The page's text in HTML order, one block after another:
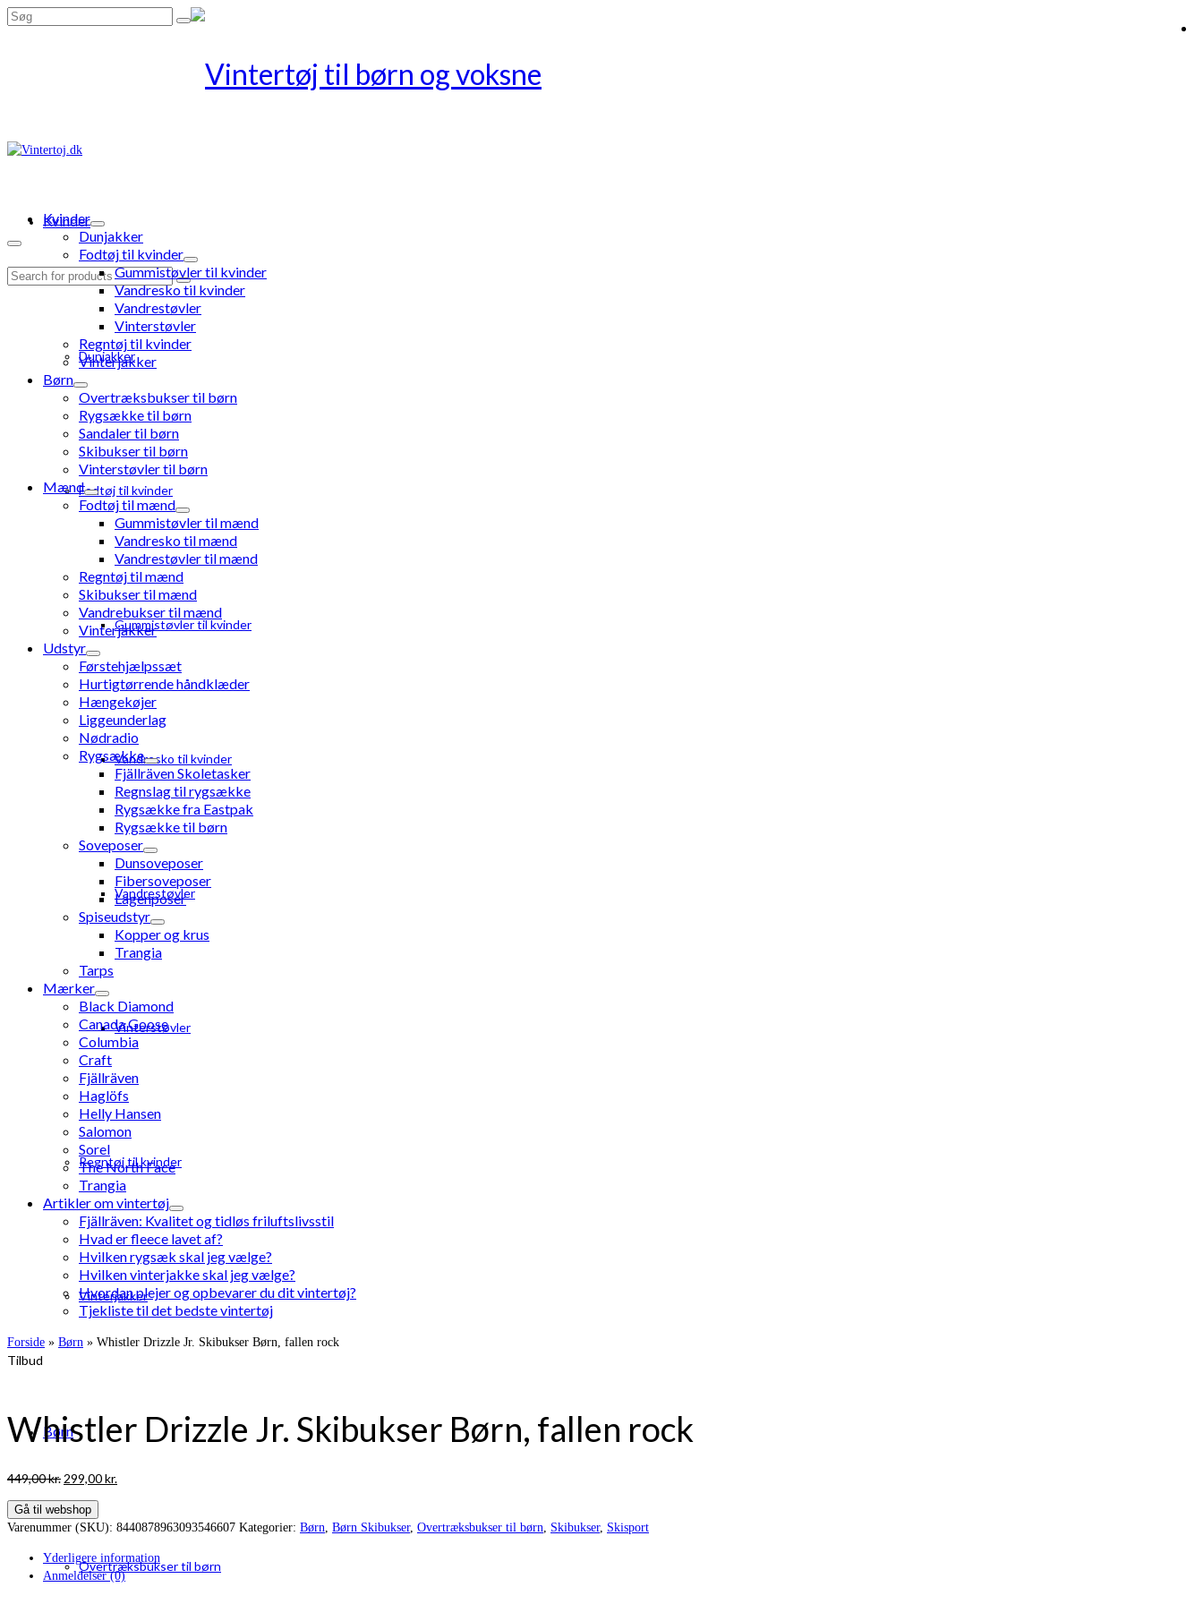
Search
Kvinder
Dunjakker
Fodtøj til kvinder
Gummistøvler til kvinder
Vandresko til kvinder
Vandrestøvler
Vinterstøvler
Regntøj til kvinder
Vinterjakker
Børn
Overtræksbukser til børn
Search
Kvinder
Dunjakker
Fodtøj til kvinder
Gummistøvler til kvinder
Vandresko til kvinder
Vandrestøvler
Vinterstøvler
Regntøj til kvinder
Vinterjakker
Børn
Overtræksbukser til børn
Rygsække til børn
Sandaler til børn
Skibukser til børn
Vinterstøvler til børn
Mænd
Fodtøj til mænd
Gummistøvler til mænd
Vandresko til mænd
Vandrestøvler til mænd
Regntøj til mænd
Skibukser til mænd
Vandrebukser til mænd
Vinterjakker
Udstyr
Førstehjælpssæt
Hurtigtørrende håndklæder
Hængekøjer
Liggeunderlag
Nødradio
Rygsække
Fjällräven Skoletasker
Regnslag til rygsække
Rygsække fra Eastpak
Rygsække til børn
Soveposer
Dunsoveposer
Fibersoveposer
Lagenposer
Spiseudstyr
Kopper og krus
Trangia
Tarps
Mærker
Black Diamond
Canada Goose
Columbia
Craft
Fjällräven
Haglöfs
Helly Hansen
Salomon
Sorel
The North Face
Trangia
Artikler om vintertøj
Fjällräven: Kvalitet og tidløs friluftslivsstil
Hvad er fleece lavet af?
Hvilken rygsæk skal jeg vælge?
Hvilken vinterjakke skal jeg vælge?
Hvordan plejer og opbevarer du dit vintertøj?
Tjekliste til det bedste vintertøj
Forside » Børn » Whistler Drizzle Jr. Skibukser Børn, fallen rock
Tilbud
Whistler Drizzle Jr. Skibukser Børn, fallen rock
449,00kr. Den
pris
var:
299,00kr.
er:
Gå til webshop
Varenummer (SKU): 8440878963093546607 Kategorier: Børn Børn Skibukser, Overtræksbukser til børn Skibukser, Skisport
Yderligere information
Anmeldelser (0)